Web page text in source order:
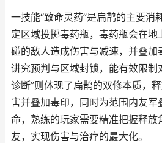
一技能“致命灵药”是扁鹊的主要消
定区域投掷毒药瓶，毒药瓶会在地
碰的敌人造成伤害与减速，并叠加
讲究预判与区域封锁，能有效限制
诊断”则体现了扁鹊的双修本质，
害并叠加毒印，同时为范围内友军
命，熟练的玩家需要精准把握释放
友，实现伤害与治疗的最大化。